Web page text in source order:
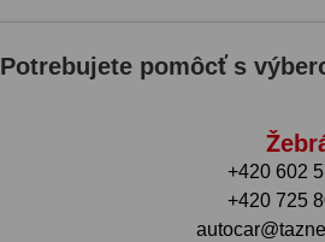
Potrebujete pomôcť s
+420 602
+420 725